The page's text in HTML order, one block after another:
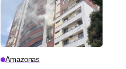
Amazonas